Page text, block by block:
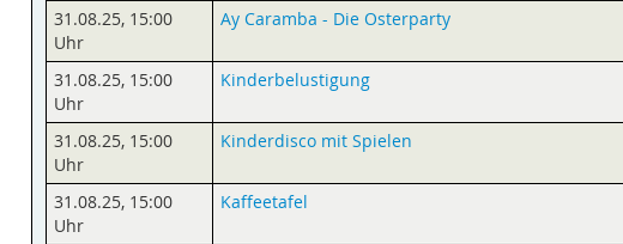
31.08.25, 15:00
Uhr
Ay Caramba - Die Osterparty
31.08.25, 15:00
Uhr
Kinderbelustigung
31.08.25, 15:00
Uhr
Kinderdisco mit Spielen
31.08.25, 15:00
Uhr
Kaffeetafel